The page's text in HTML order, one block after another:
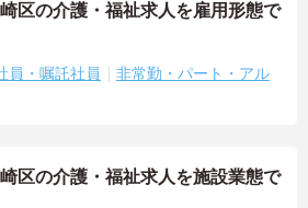
区の介護・福祉求人を雇用形態で
員・嘱託社員
非常勤・パート・アル
区の介護・福祉求人を施設業態で